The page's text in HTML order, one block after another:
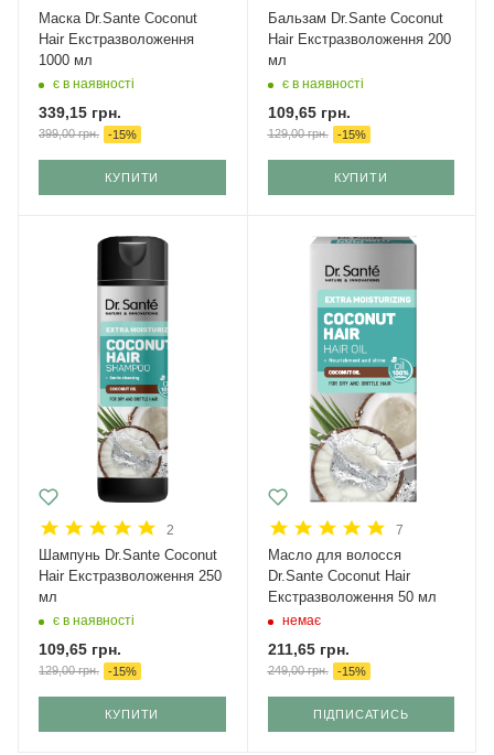
Маска Dr.Sante Coconut
Hair Екстразволоження
1000 мл
є в наявності
339,15 грн.
399,00грн. -15%
КУПИТИ
Бальзам Dr.Sante Coconut
Hair Екстразволоження 200
мл
є в наявності
109,65грн.
129,00грн. -15%
КУПИТИ
2
Шампунь Dr.Sante Coconut
Hair Екстразволоження 250
мл
є в наявності
109,65 грн.
129,00грн. -15%
КУПИТИ
7
Масло для волосся
Dr.Sante Coconut Hair
Екстразволоження 50 мл
немає
211,65грн.
249,00грн. -15%
ПІДПИСАТИСЬ